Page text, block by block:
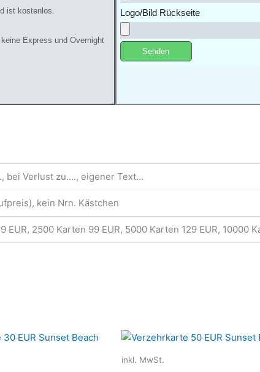
ist kostenlos.
Express und Overnight
Logo/Bild Rückseite
Senden
t
e
:
bei Verlust zu…., eigener Text…
kein Nrn. Kästchen
EUR, 2500 Karten 99 EUR, 5000 Karten 129 EUR, 10000
Dieses
inkl. MwSt.